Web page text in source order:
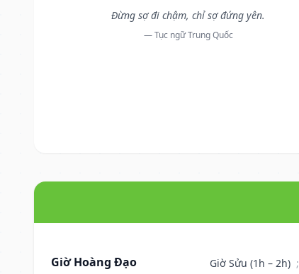
Đừng sợ đi chậm, chỉ sợ đứng yên.
— Tục ngữ Trung Quốc
Giờ Hoàng Đạo Giờ Sửu (1h – 2h) ;